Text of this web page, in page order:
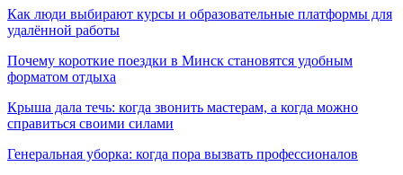
Как люди выбирают курсы и образовательные платформы для
удалённой работы
Почему короткие поездки в Минск становятся удобным
форматом отдыха
Крыша дала течь: когда звонить мастерам, а когда можно
справиться своими силами
Генеральная уборка: когда пора вызвать профессионалов